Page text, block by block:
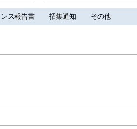
ス報告書 招集通知 その他